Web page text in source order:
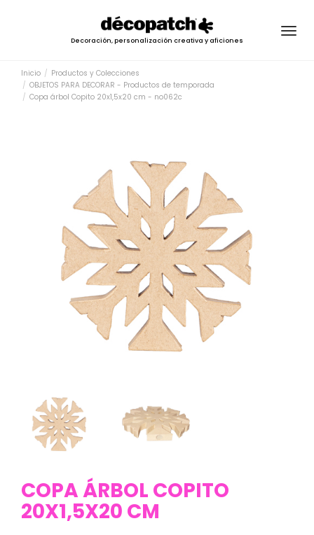
Decoración, personalización creativa y aficiones
Inicio
Productos y Colecciones
OBJETOS PARA DECORAR - Productos de temporada
Copa árbol Copito 20x1,5x20 cm - no062c
COPA ÁRBOL COPITO
20X1,5X20 CM